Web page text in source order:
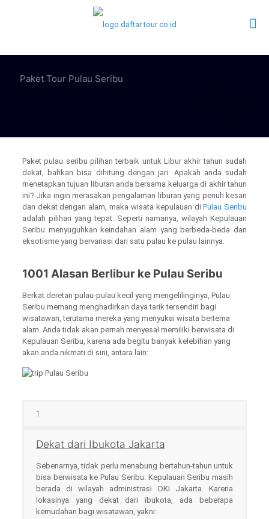
Paket Tour Pulau Seribu
Paket pulau seribu pilihan terbaik untuk Libur akhir tahun sudah
dekat, bahkan bisa dihitung dengan jari. Apakah anda sudah
menetapkan tujuan liburan anda bersama keluarga di akhir tahun
ini? Jika ingin merasakan pengalaman liburan yang penuh kesan
dan dekat dengan alam, maka wisata kepulauan diPulau Seribu
adalah pilihan yang tepat. Seperti namanya, wilayah Kepulauan
Seribu menyuguhkan keindahan alam yang berbeda-beda dan
eksotisme yang bervariasi dari satu pulau ke pulau lainnya.
1001 Alasan Berlibur ke Pulau Seribu
Berkat deretan pulau-pulau kecil yang mengelilinginya, Pulau
Seribu memang menghadirkan daya tarik tersendiri bagi
wisatawan, terutama mereka yang menyukai wisata bertema
alam. Anda tidak akan pernah menyesal memiliki berwisata di
Kepulauan Seribu, karena ada begitu banyak kelebihan yang
akan anda nikmati di sini, antara lain:
1
Dekat dari Ibukota Jakarta
Sebenarnya, tidak perlu menabung bertahun-tahun untuk
bisa berwisata ke Pulau Seribu. Kepulauan Seribu masih
berada di wilayah administrasi DKI Jakarta. Karena
lokasinya yang dekat dari ibukota, ada beberapa
kemudahan bagi wisatawan, yakni: